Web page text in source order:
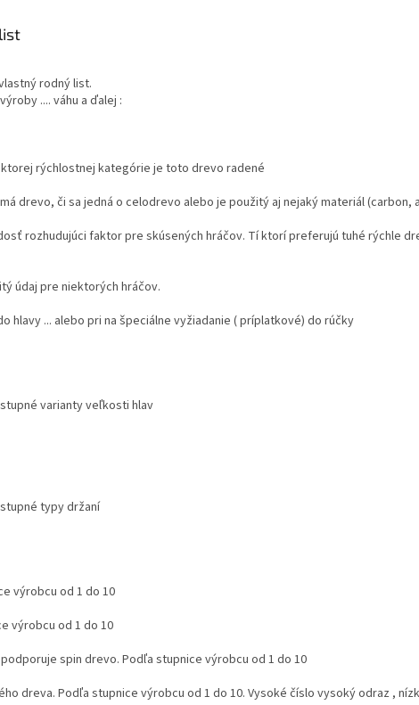
rodný list.
.... váhu a ďalej :
rýchlostnej kategórie je toto drevo radené
drevo, či sa jedná o celodrevo alebo je použitý aj nejaký materiál (carbon,
rozhudujúci faktor pre skúsených hráčov. Tí ktorí preferujú tuhé rýchle
údaj pre niektorých hráčov.
hlavy ... alebo pri na špeciálne vyžiadanie ( príplatkové) do rúčky
varianty veľkosti hlav
typy držaní
výrobcu od 1 do 10
výrobcu od 1 do 10
spin drevo. Podľa stupnice výrobcu od 1 do 10
dreva. Podľa stupnice výrobcu od 1 do 10. Vysoké číslo vysoký odraz ,